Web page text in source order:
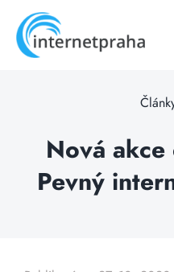
content
Nová
Pevný